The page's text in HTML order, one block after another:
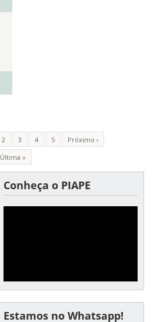
2 3 4 5
Próximo ›
Última »
Conheça o PIAPE
Estamos no Whatsapp!